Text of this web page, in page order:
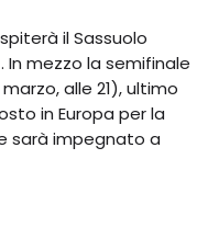
il Sassuolo
In mezzo la semifinale
alle 21), ultimo
in Europa per la
sarà impegnato a